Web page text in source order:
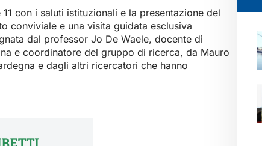
con i saluti istituzionali e la presentazione del
conviviale e una visita guidata esclusiva
dal professor Jo De Waele, docente di
e coordinatore del gruppo di ricerca, da Mauro
e dagli altri ricercatori che hanno